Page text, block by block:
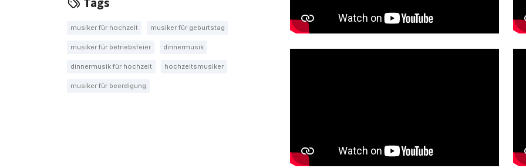
musiker für hochzeit musiker für geburtstag
musiker für betriebsfeier dinnermusik
dinnermusik für hochzeit hochzeitsmusiker
musiker für beerdigung